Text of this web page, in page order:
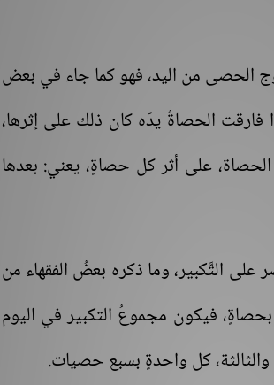
الحصى من اليد، فهو كما جاء في بعض
الحصاةُ يدَه كان ذلك على إثرها،
الحصاة، على أثر كل حصاةٍ، يعني: بعدها
على التَّكبير، وما ذكره بعضُ الفقهاء من
بحصاةٍ، فيكون مجموعُ التكبير في اليوم
والثالثة، كل واحدةٍ بسبع حصيات.